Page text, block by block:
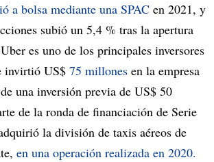
a bolsa mediante una SPAC en 2021, y
subió un 5,4 % tras la apertura
es uno de los principales inversores
invirtió US$ 75 millones en la empresa
una inversión previa de US$ 50
de la ronda de financiación de Serie
la división de taxis aéreos de
en una operación realizada en 2020.